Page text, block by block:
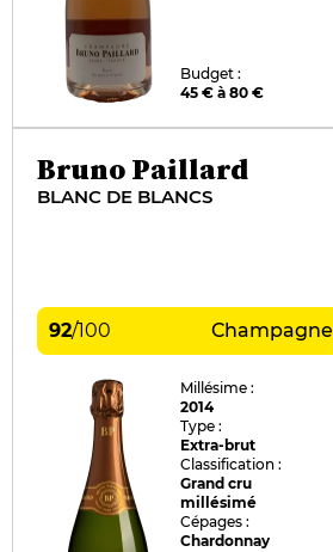
Budget :
45 € à 80 €
Bruno Paillard
BLANC DE BLANCS
92/100 Champagne
Millésime :
2014
Type :
Extra-brut
Classification :
Grand cru
millésimé
Cépages :
Chardonnay